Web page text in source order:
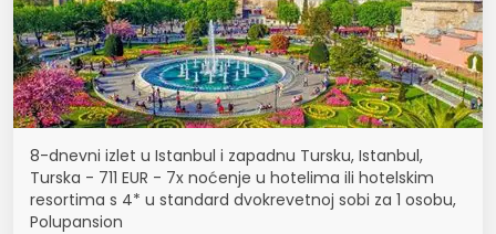
8-dnevni izlet u Istanbul i zapadnu Tursku, Istanbul,
Turska - 711 EUR - 7x noćenje u hotelima ili hotelskim
resortima s 4* u standard dvokrevetnoj sobi za 1 osobu,
Polupansion